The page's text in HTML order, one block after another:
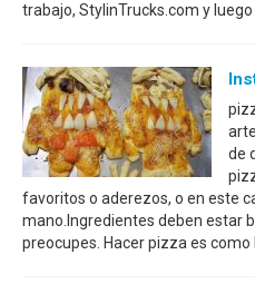
trabajo, StylinTrucks.com y
de
favoritos o aderezos, o en este
mano.Ingredientes deben estar
preocupes. Hacer pizza es como